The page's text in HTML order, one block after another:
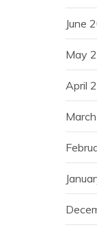
June
May
April